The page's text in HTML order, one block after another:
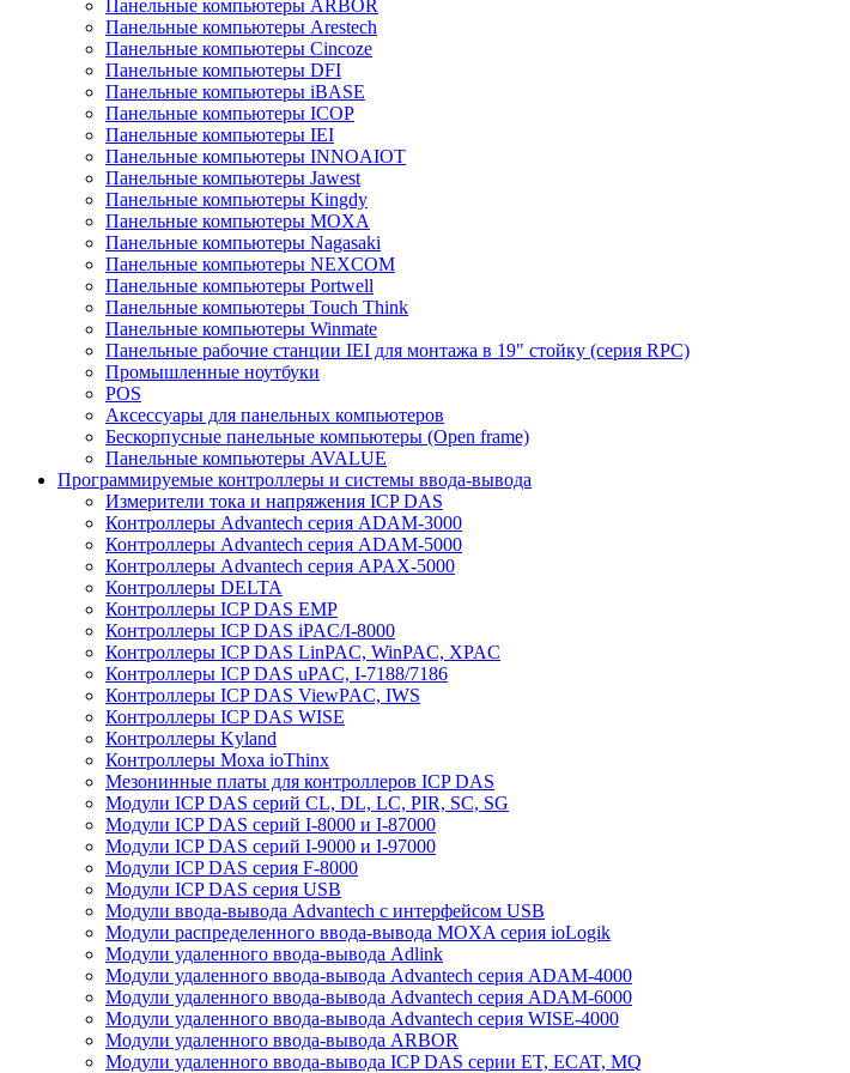
Панельные компьютеры ARBOR
Панельные компьютеры Arestech
Панельные компьютеры Cincoze
Панельные компьютеры DFI
Панельные компьютеры iBASE
Панельные компьютеры ICOP
Панельные компьютеры IEI
Панельные компьютеры INNOAIOT
Панельные компьютеры Jawest
Панельные компьютеры Kingdy
Панельные компьютеры MOXA
Панельные компьютеры Nagasaki
Панельные компьютеры NEXCOM
Панельные компьютеры Portwell
Панельные компьютеры Touch Think
Панельные компьютеры Winmate
Панельные рабочие станции IEI для монтажа в 19" стойку (серия RPC)
Промышленные ноутбуки
POS
Аксессуары для панельных компьютеров
Бескорпусные панельные компьютеры (Open frame)
Панельные компьютеры AVALUE
Программируемые контроллеры и системы ввода-вывода
Измерители тока и напряжения ICP DAS
Контроллеры Advantech серия ADAM-3000
Контроллеры Advantech серия ADAM-5000
Контроллеры Advantech серия APAX-5000
Контроллеры DELTA
Контроллеры ICP DAS EMP
Контроллеры ICP DAS iPAC/I-8000
Контроллеры ICP DAS LinPAC, WinPAC, XPAC
Контроллеры ICP DAS uPAC, I-7188/7186
Контроллеры ICP DAS ViewPAC, IWS
Контроллеры ICP DAS WISE
Контроллеры Kyland
Контроллеры Moxa ioThinx
Мезонинные платы для контроллеров ICP DAS
Модули ICP DAS серий CL, DL, LC, PIR, SC, SG
Модули ICP DAS серий I-8000 и I-87000
Модули ICP DAS серий I-9000 и I-97000
Модули ICP DAS серия F-8000
Модули ICP DAS серия USB
Модули ввода-вывода Advantech с интерфейсом USB
Модули распределенного ввода-вывода MOXA серия ioLogik
Модули удаленного ввода-вывода Adlink
Модули удаленного ввода-вывода Advantech серия ADAM-4000
Модули удаленного ввода-вывода Advantech серия ADAM-6000
Модули удаленного ввода-вывода Advantech серия WISE-4000
Модули удаленного ввода-вывода ARBOR
Модули удаленного ввода-вывода ICP DAS серии ET, ECAT, MQ